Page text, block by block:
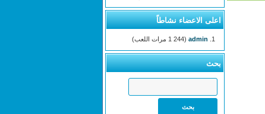
اعلى الاعضاء نشاطاً
admin (1 244 مرات اللعب)
بحث